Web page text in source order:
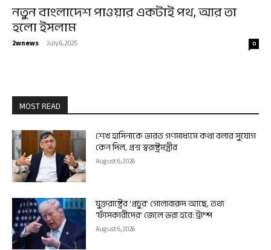
নতুন বাংলাদেশ পাওয়ার একটাই পথ, আর তা
হলো ইসলাম
2wnews -July 6, 2025 0
MOST READ
শেখ হাসিনাকে ভারত গণমাধ্যমে কথা বলার সুযোগ
কেন দিল, প্রশ্ন স্বরাষ্ট্রমন্ত্রীর
August 6, 2026
যুক্তরাষ্ট্রের ‘প্রচুর’ গোলাবারুদ আছে, তথ্য
‘ফাঁসকারীদের’ জেলে ভরা হবে: ট্রাম্প
August 6, 2026